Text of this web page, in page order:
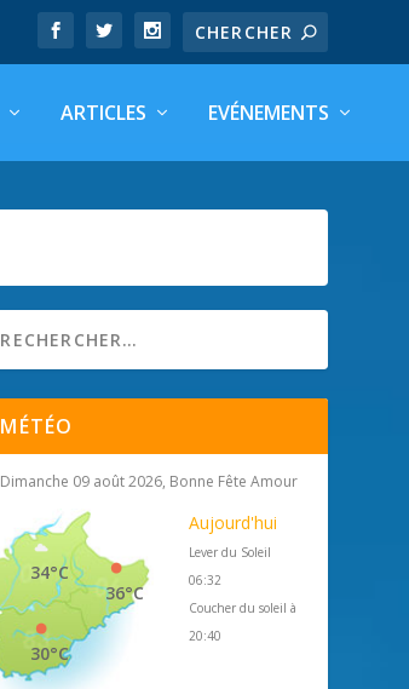
ARTICLES EVÉNEMENTS
MÉTÉO
Dimanche 09 août 2026, Bonne Fête Amour
36°C
34°C
30°C
Aujourd'hui
Lever du Soleil
06:32
Coucher du soleil à
20:40